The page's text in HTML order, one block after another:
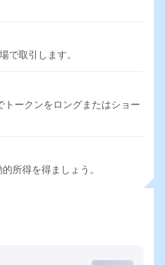
で取引します。
トークンをロングまたはショー
所得を得ましょう。